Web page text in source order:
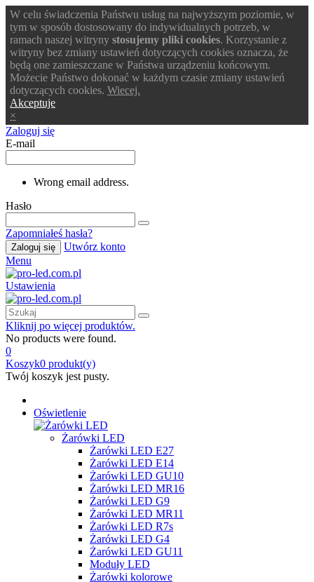
W celu świadczenia Państwu usług na najwyższym poziomie, w
tym w sposób dostosowany do indywidualnych potrzeb, w
ramach naszej witryny stosujemy pliki cookies. Korzystanie z
witryny bez zmiany ustawień dotyczących cookies oznacza, że
będą one zamieszczane w Państwa urządzeniu końcowym.
Możecie Państwo dokonać w każdym czasie zmiany ustawień
dotyczących cookies. Wiecej.
Akceptuje
×
Zaloguj się
E-mail
Wrong email address.
Hasło
Zapomniałeś hasła?
Zaloguj się
Utwórz konto
Menu
Ustawienia
Kliknij po więcej produktów.
No products were found.
0
Koszyk0 produkt(y)
Twój koszyk jest pusty.
Oświetlenie
Żarówki LED
Żarówki LED E27
Żarówki LED E14
Żarówki LED GU10
Żarówki LED MR16
Żarówki LED G9
Żarówki LED MR11
Żarówki LED R7s
Żarówki LED G4
Żarówki LED GU11
Moduły LED
Żarówki kolorowe